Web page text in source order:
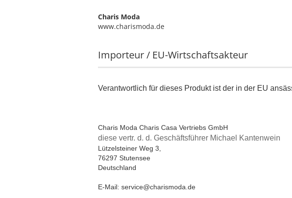
Charis Moda
www.charismoda.de
Importeur / EU-Wirtschaftsakteur
Verantwortlich für dieses Produkt ist der in der EU
Charis Moda Charis Casa Vertriebs GmbH
diese vertr. d. d. Geschäftsführer Michael Kantenwein
Lützelsteiner Weg 3,
76297 Stutensee
Deutschland
E-Mail: service@charismoda.de